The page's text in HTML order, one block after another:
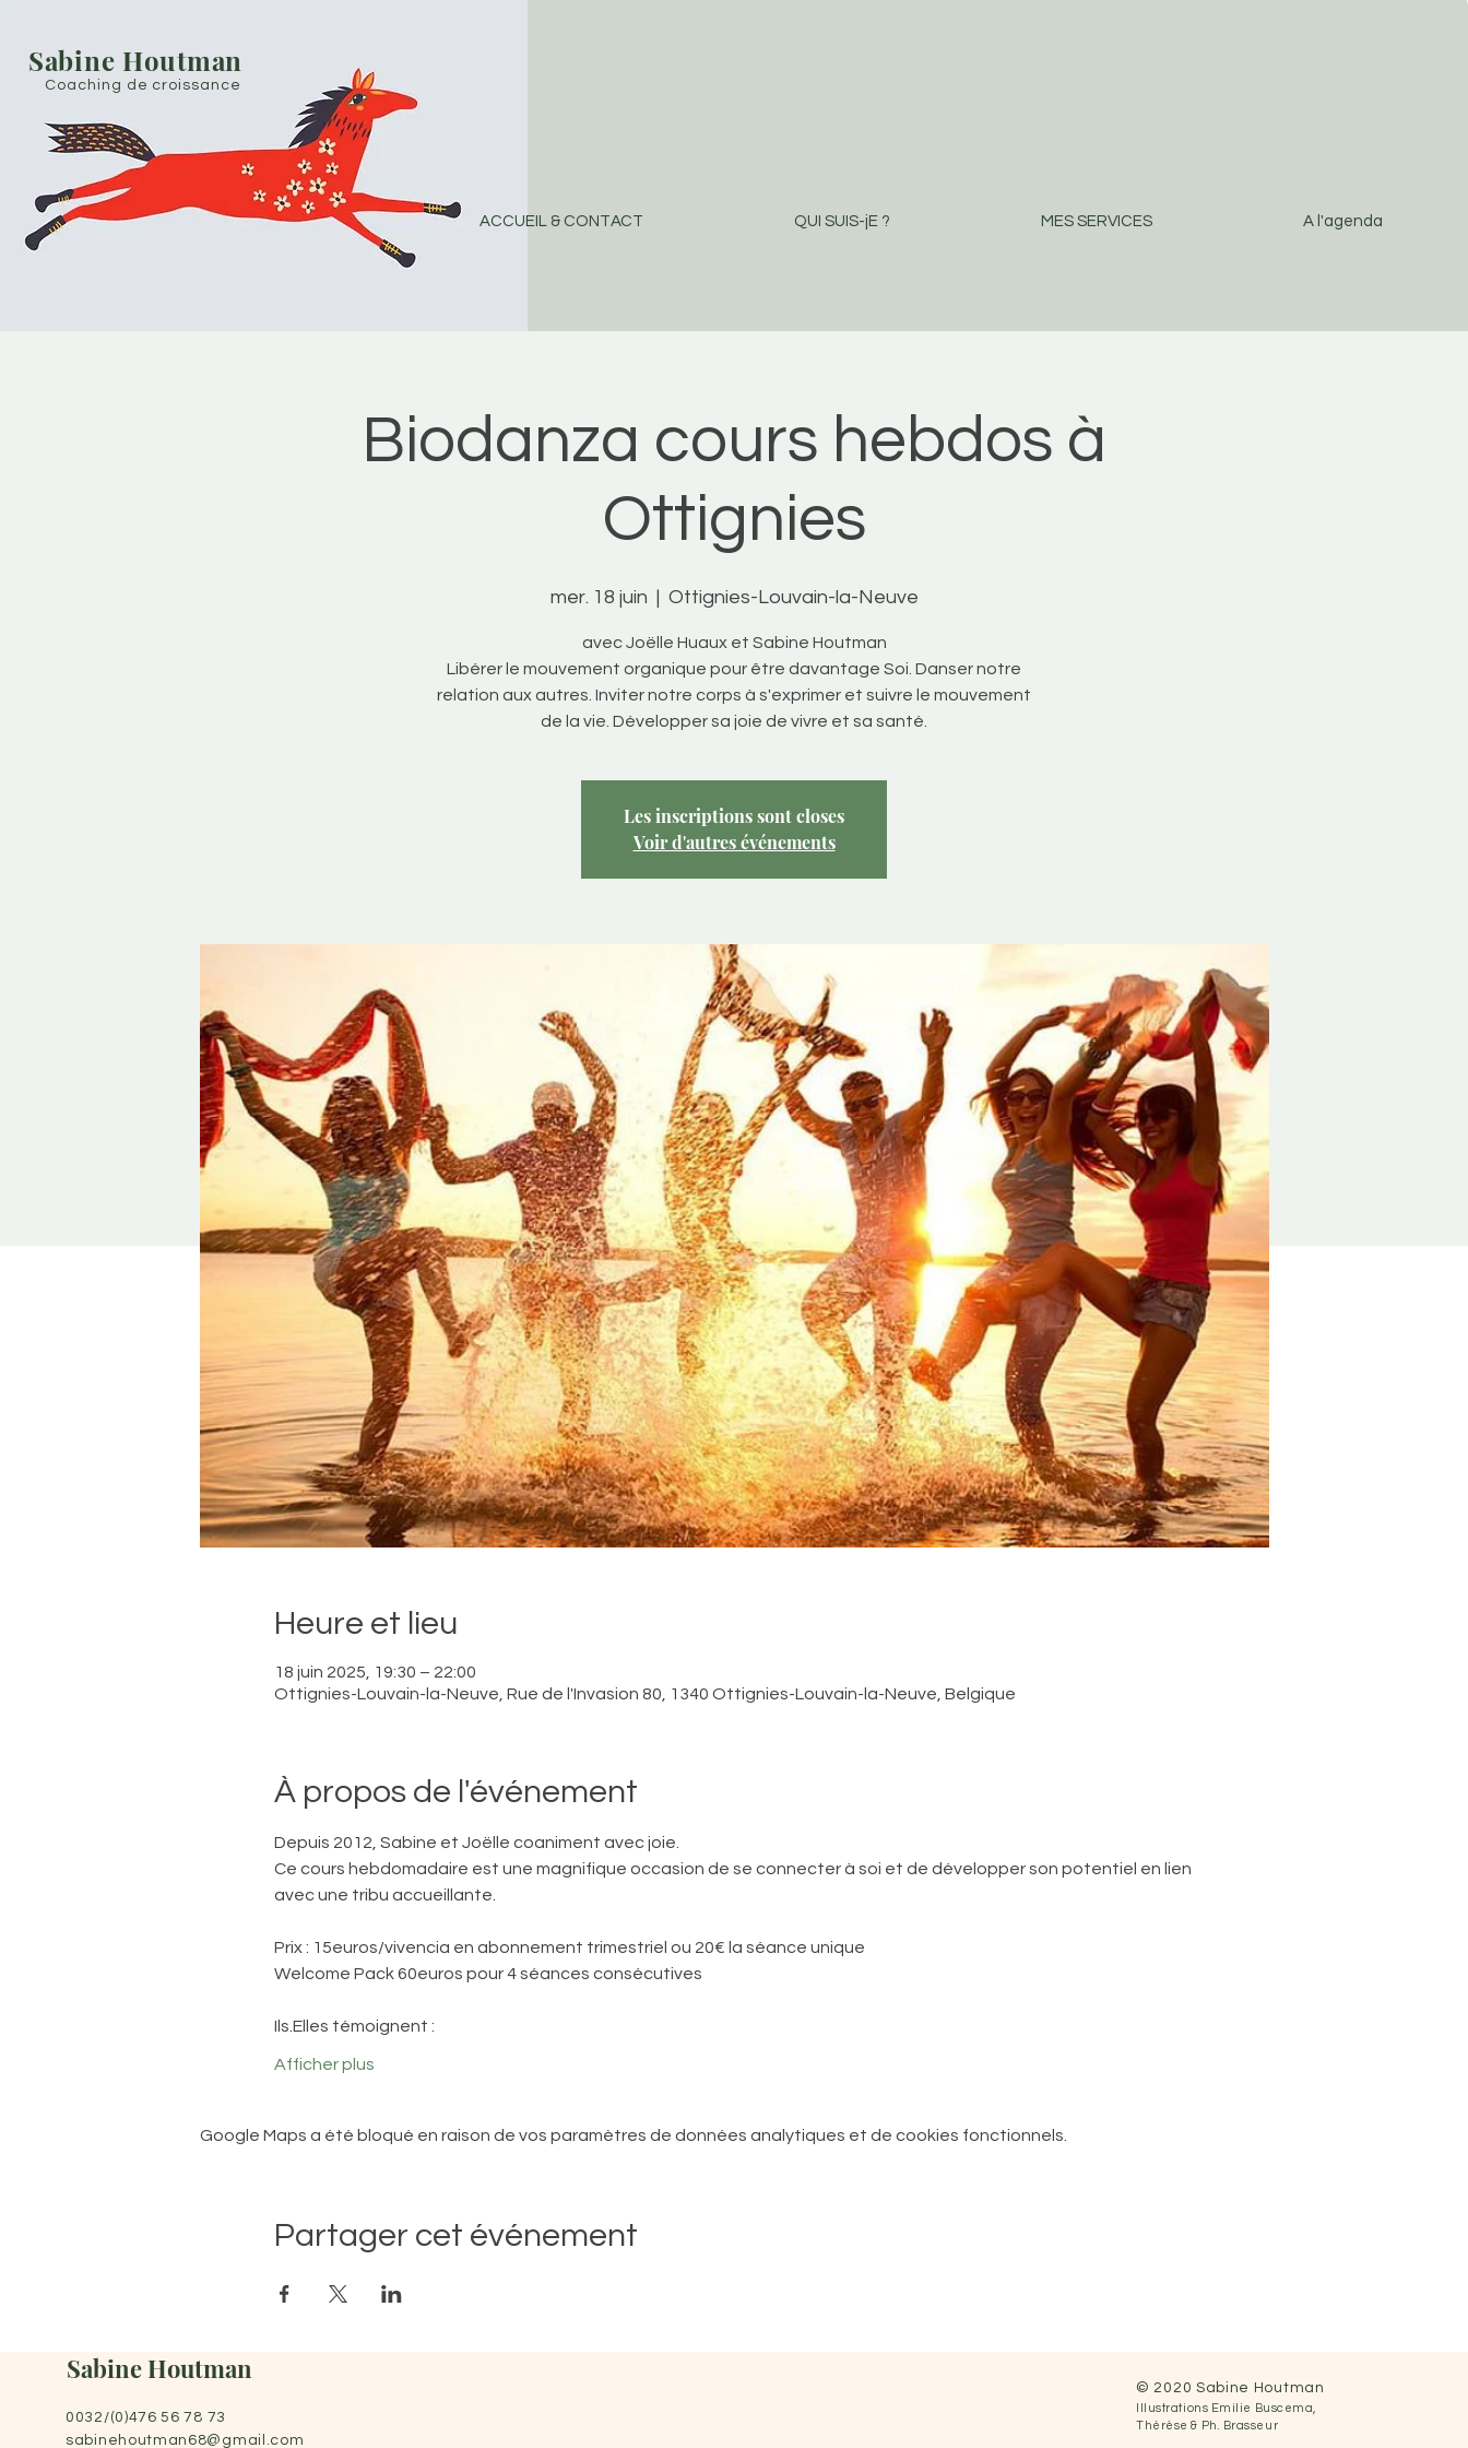
Sabine Houtman
Coaching de croissance
ACCUEIL & CONTACT QUI SUIS-jE ? MES SERVICES A l'agenda
Biodanza cours hebdos à
Ottignies
mer. 18 juin
  |
Ottignies-Louvain-la-Neuve
avec Joëlle Huaux et Sabine Houtman
Libérer le mouvement organique pour être davantage Soi. Danser notre
relation aux autres. Inviter notre corps à s'exprimer et suivre le mouvement
de la vie. Développer sa joie de vivre et sa santé.
Les inscriptions sont closes
Voir d'autres événements
Heure et lieu
18 juin 2025, 19:30 – 22:00
Ottignies-Louvain-la-Neuve, Rue de l'Invasion 80, 1340 Ottignies-Louvain-la-Neuve, Belgique
À propos de l'événement
Depuis 2012, Sabine et Joëlle coaniment avec joie.
Ce cours hebdomadaire est une magnifique occasion de se connecter à soi et de développer son potentiel en lien
avec une tribu accueillante.
Prix : 15euros/vivencia en abonnement trimestriel ou 20€ la séance unique
Welcome Pack 60euros pour 4 séances consécutives
Ils.Elles témoignent :
Afficher plus
Google Maps a été bloqué en raison de vos paramètres de données analytiques et de cookies fonctionnels.
Partager cet événement
Sabine Houtman
0032/(0)476 56 78 73
sabinehoutman68@gmail.com
© 2020 Sabine Houtman
Illustrations Emilie Buscema,
Thérèse & Ph. Brasseur